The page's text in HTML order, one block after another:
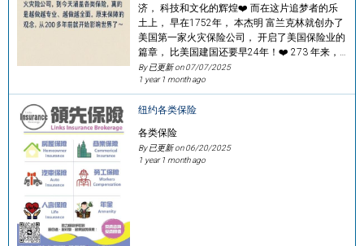
济， 科技和文化的辉煌❤️ 而在这片追梦者的乐
土上， 早在1752年， 本杰明 富兰克林就创办了
美国第一家火灾保险公司， 开启了美国保险业的
篇章， 比美国建国还要早24年！❤️ 273 年来，…
By 已更新 on07/07/2025
1 year 1 month ago
纽约各类保险
各类保险
By 已更新 on06/20/2025
1 year 1 month ago